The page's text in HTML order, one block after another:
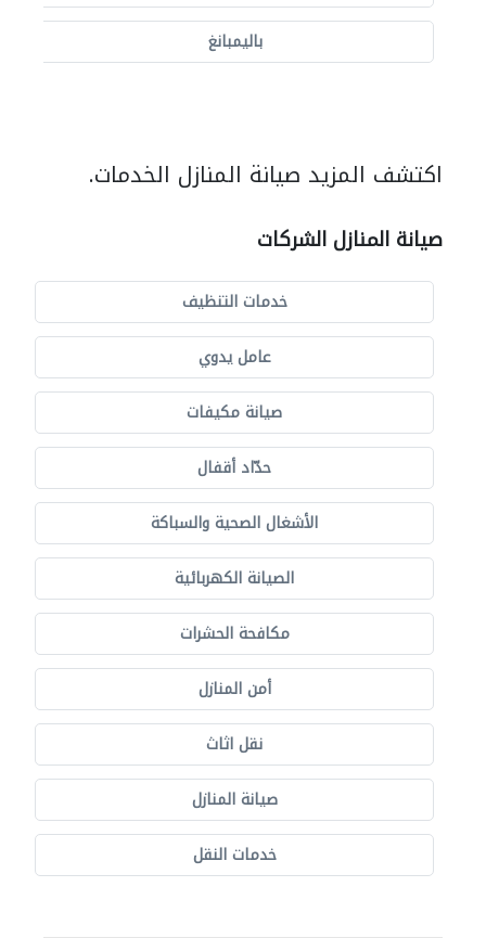
باليمبانغ
اكتشف المزيد صيانة المنازل الخدمات.
صيانة المنازل الشركات
خدمات التنظيف
عامل يدوي
صيانة مكيفات
حدّاد أقفال
الأشغال الصحية والسباكة
الصيانة الكهربائية
مكافحة الحشرات
أمن المنازل
نقل اثاث
صيانة المنازل
خدمات النقل